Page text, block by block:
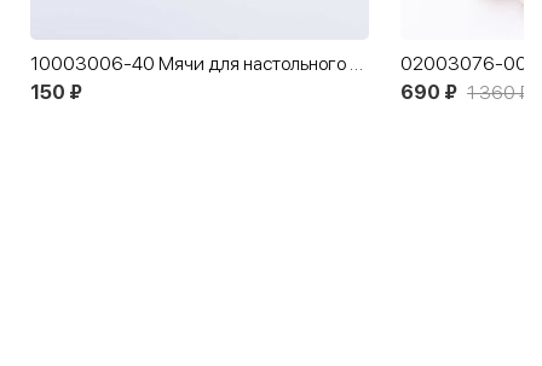
10003006-40 Мячи для настольного тенниса
150 ₽
690 ₽ 1 360 ₽